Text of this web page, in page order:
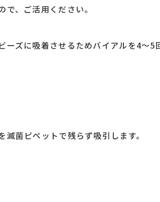
で、ご活用ください。
ーズに吸着させるためバイアルを4～5
滅菌ピペットで残らず吸引します。